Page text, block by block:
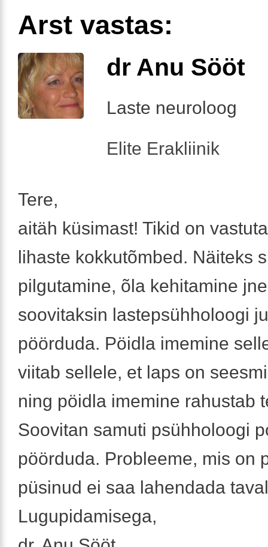
Arst vastas:
dr Anu Sööt
Laste neuroloog
Elite Erakliinik
Tere,
aitäh küsimast! Tikid on
lihaste kokkutõmbed. Näiteks
pilgutamine, õla kehitamine
soovitaksin lastepsühholoogi
pöörduda. Pöidla imemine
viitab sellele, et laps on
ning pöidla imemine rahustab
Soovitan samuti psühholoogi
pöörduda. Probleeme, mis on
püsinud ei saa lahendada
Lugupidamisega,